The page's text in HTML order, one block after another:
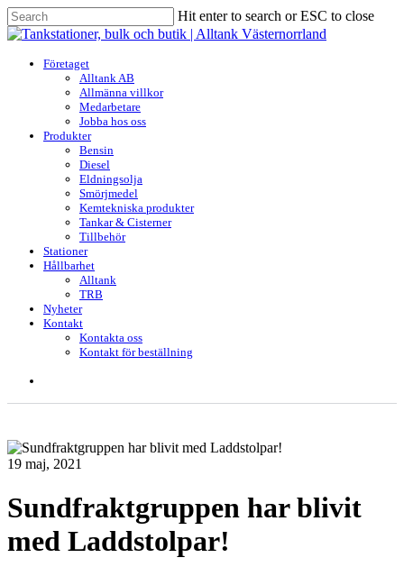
Skip
to
content
Hit enter to search or ESC to close
Close
search
Menu
Företaget
Alltank AB
Allmänna villkor
Medarbetare
Jobba hos oss
Produkter
Bensin
Diesel
Eldningsolja
Smörjmedel
Kemtekniska produkter
Tankar & Cisterner
Tillbehör
Stationer
Hållbarhet
Alltank
TRB
Nyheter
Kontakt
Kontakta oss
Kontakt för beställning
19 maj, 2021
Sundfraktgruppen har blivit
med Laddstolpar!